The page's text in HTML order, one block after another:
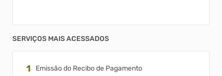
SERVIÇOS MAIS ACESSADOS
Emissão do Recibo de Pagamento